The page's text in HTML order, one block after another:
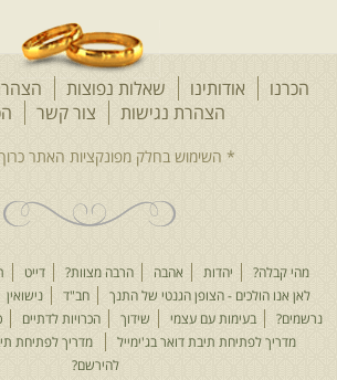
הכרנו אודותינו שאלות נפוצות
הצהרת נגישות
צור קשר
מהי קבלה? יהדות אהבה הרבה מצוות? דייט
לאן אנו הולכים - הצופן הגנטי של התנך
חב"ד נישואין
נרשמים?
בעימות עם עצמי שידוך הכרויות לדתיים
מדריך לפתיחת תיבת דואר בג'ימייל
מדריך לפתיחת
להירשם?